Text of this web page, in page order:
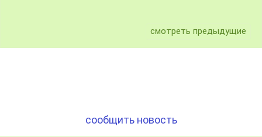
смотреть предыдущие
сообщить новость